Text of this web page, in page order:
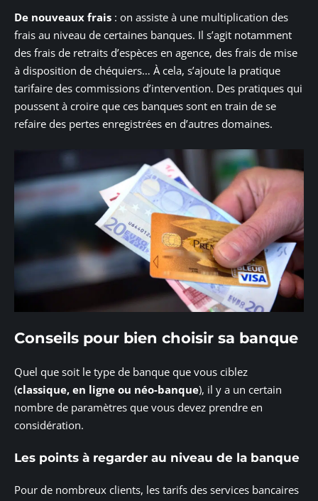
De nouveaux frais : on assiste à une multiplication des
frais au niveau de certaines banques. Il s’agit notamment
des frais de retraits d’espèces en agence, des frais de mise
à disposition de chéquiers… À cela, s’ajoute la pratique
tarifaire des commissions d’intervention. Des pratiques qui
poussent à croire que ces banques sont en train de se
refaire des pertes enregistrées en d’autres domaines.
Conseils pour bien choisir sa banque
Quel que soit le type de banque que vous ciblez
(classique, en ligne ou néo-banque), il y a un certain
nombre de paramètres que vous devez prendre en
considération.
Les points à regarder au niveau de la banque
Pour de nombreux clients, les tarifs des services bancaires